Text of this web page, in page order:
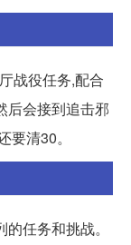
战役任务,配合
后会接到追击邪
清30。
任务和挑战。